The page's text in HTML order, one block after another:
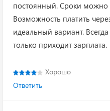
постоянный. Сроки можно
Возможность платить
идеальный вариант.
только приходит зарплата.
Хорошо
Ответить